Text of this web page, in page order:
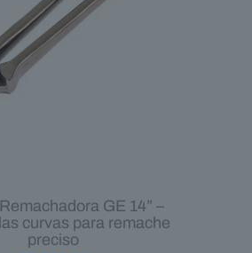
GE 14” –
curvas para remache
preciso